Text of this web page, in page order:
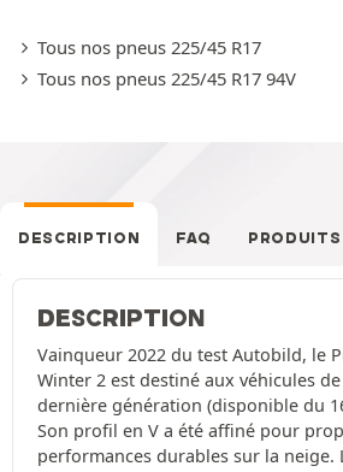
Tous nos pneus 225/45 R17
Tous nos pneus 225/45 R17 94V
DESCRIPTION FAQ
DESCRIPTION
Vainqueur 2022 du test Autobild, le
Winter 2 est destiné aux véhicules
dernière génération (disponible du
Son profil en V a été affiné pour
performances durables sur la neige.